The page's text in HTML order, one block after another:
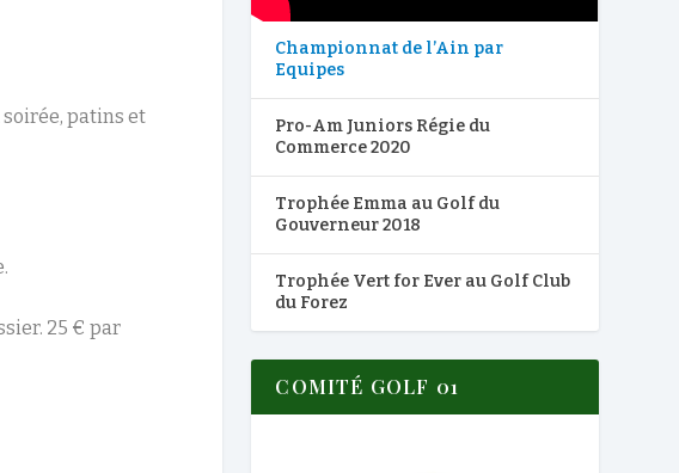
patins et
25 € par
Championnat de l’Ain par
Equipes
Pro-Am Juniors Régie du
Commerce 2020
Trophée Emma au Golf du
Gouverneur 2018
Trophée Vert for Ever au Golf Club
du Forez
COMITÉ GOLF 01